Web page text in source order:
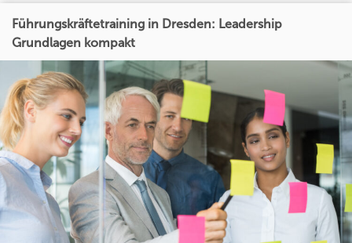
Führungskräftetraining in Dresden: Leadership
Grundlagen kompakt